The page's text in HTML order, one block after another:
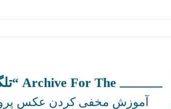
Archive For The “تلگرام دانلود” Category
آموزش مخفی کردن عکس